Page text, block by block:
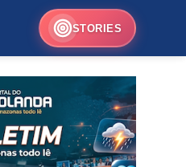
STORIES